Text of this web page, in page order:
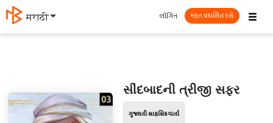
मराठी ☰
લૉગિન મફત પ્રકાશિત કરો
સીંદબાદની ત્રીજી સફર
ગુજરાતી સાહસિક વાર્તા